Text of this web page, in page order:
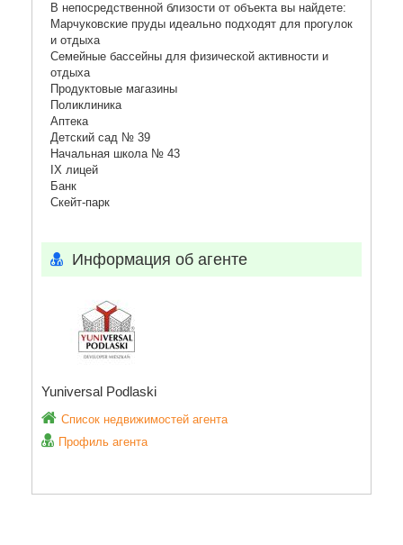
В непосредственной близости от объекта вы найдете:
Марчуковские пруды идеально подходят для прогулок
и отдыха
Семейные бассейны для физической активности и
отдыха
Продуктовые магазины
Поликлиника
Аптека
Детский сад № 39
Начальная школа № 43
IX лицей
Банк
Скейт-парк
Информация об агенте
Yuniversal Podlaski
Список недвижимостей агента
Профиль агента